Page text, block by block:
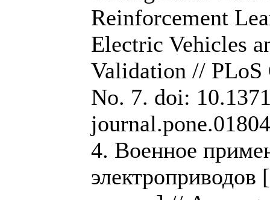
Reinforcement
Electric Vehicles
Validation // PLoS
No. 7. doi:
4. Военное